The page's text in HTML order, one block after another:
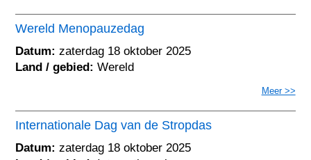
Wereld Menopauzedag
Datum: zaterdag 18 oktober 2025
Land / gebied: Wereld
Meer >>
Internationale Dag van de Stropdas
Datum: zaterdag 18 oktober 2025